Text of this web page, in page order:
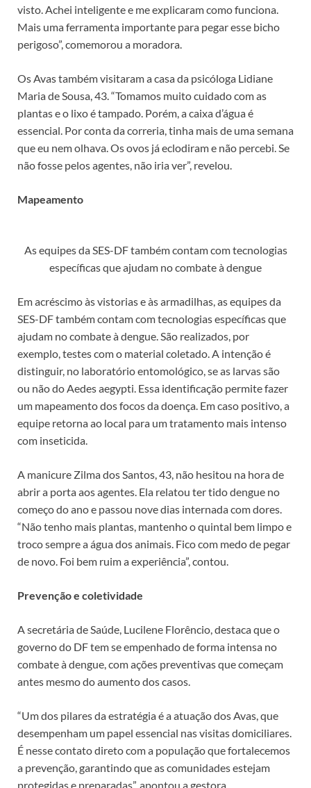
visto. Achei inteligente e me explicaram como funciona.
Mais uma ferramenta importante para pegar esse bicho
perigoso”, comemorou a moradora.
Os Avas também visitaram a casa da psicóloga Lidiane
Maria de Sousa, 43. “Tomamos muito cuidado com as
plantas e o lixo é tampado. Porém, a caixa d’água é
essencial. Por conta da correria, tinha mais de uma semana
que eu nem olhava. Os ovos já eclodiram e não percebi. Se
não fosse pelos agentes, não iria ver”, revelou.
Mapeamento
As equipes da SES-DF também contam com tecnologias
específicas que ajudam no combate à dengue
Em acréscimo às vistorias e às armadilhas, as equipes da
SES-DF também contam com tecnologias específicas que
ajudam no combate à dengue. São realizados, por
exemplo, testes com o material coletado. A intenção é
distinguir, no laboratório entomológico, se as larvas são
ou não do Aedes aegypti. Essa identificação permite fazer
um mapeamento dos focos da doença. Em caso positivo, a
equipe retorna ao local para um tratamento mais intenso
com inseticida.
A manicure Zilma dos Santos, 43, não hesitou na hora de
abrir a porta aos agentes. Ela relatou ter tido dengue no
começo do ano e passou nove dias internada com dores.
“Não tenho mais plantas, mantenho o quintal bem limpo e
troco sempre a água dos animais. Fico com medo de pegar
de novo. Foi bem ruim a experiência”, contou.
Prevenção e coletividade
A secretária de Saúde, Lucilene Florêncio, destaca que o
governo do DF tem se empenhado de forma intensa no
combate à dengue, com ações preventivas que começam
antes mesmo do aumento dos casos.
“Um dos pilares da estratégia é a atuação dos Avas, que
desempenham um papel essencial nas visitas domiciliares.
É nesse contato direto com a população que fortalecemos
a prevenção, garantindo que as comunidades estejam
protegidas e preparadas”, apontou a gestora.